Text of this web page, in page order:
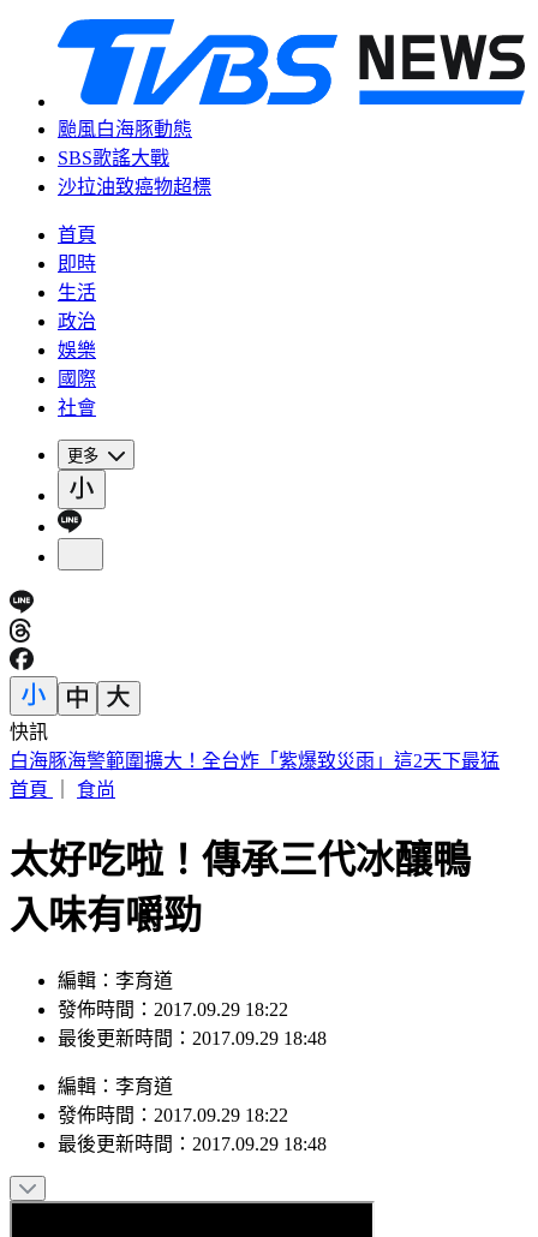
颱風白海豚動態
SBS歌謠大戰
沙拉油致癌物超標
首頁
即時
生活
政治
娛樂
國際
社會
更多
快訊
北市第3波油品抽驗！「2苦茶油」苯駢芘超標 已全面預防性
下架
太好吃啦！傳承三代冰釀鴨
入味有嚼勁
編輯：李育道
發佈時間：2017.09.29 18:22
編輯：李育道
發佈時間：2017.09.29 18:22